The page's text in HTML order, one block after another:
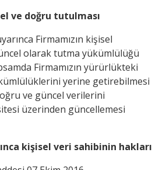
ve doğru tutulması
Firmamızın kişisel
olarak tutma yükümlülüğü
Firmamızın yürürlükteki
yerine getirebilmesi
ve güncel verilerini
üzerinden güncellemesi
kişisel veri sahibinin hakları